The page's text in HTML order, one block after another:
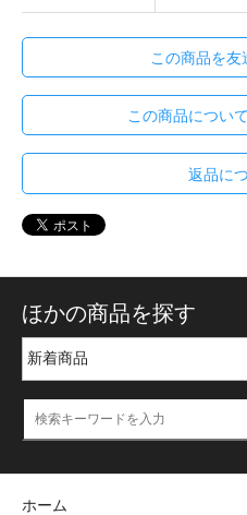
この商品を友
この商品につい
返品に
ほかの商品を探す
ホーム